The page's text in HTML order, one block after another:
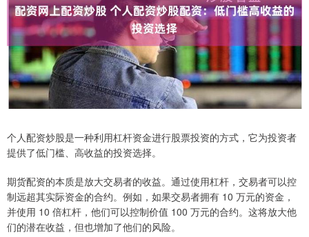
个人配资炒股是一种利用杠杆资金进行股票投资的方式，它为投资者
提供了低门槛、高收益的投资选择。
期货配资的本质是放大交易者的收益。通过使用杠杆，交易者可以控
制远超其实际资金的合约。例如，如果交易者拥有 10 万元的资金，
并使用 10 倍杠杆，他们可以控制价值 100 万元的合约。这将放大他
们的潜在收益，但也增加了他们的风险。